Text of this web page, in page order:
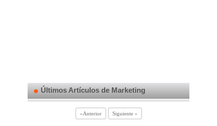
Últimos Artículos de Marketing
«Anterior Siguiente »